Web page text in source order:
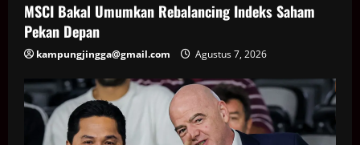
MSCI Bakal Umumkan Rebalancing Indeks Saham
Pekan Depan
kampungjingga@gmail.com Agustus 7, 2026